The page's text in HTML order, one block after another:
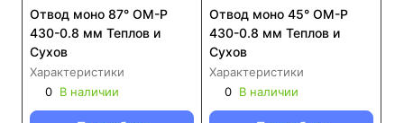
Отвод моно 87° ОМ-Р
430-0.8 мм Теплов и
Сухов
Характеристики
0 В наличии
Отвод моно 45° ОМ-Р
430-0.8 мм Теплов и
Сухов
Характеристики
0 В наличии